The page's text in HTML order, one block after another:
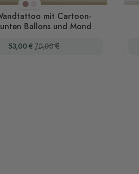
Lila
Rosa
mit Cartoon-
Ballons und Mond
Sonderpreis
53,00 € Regulärer Preis
70,00 €